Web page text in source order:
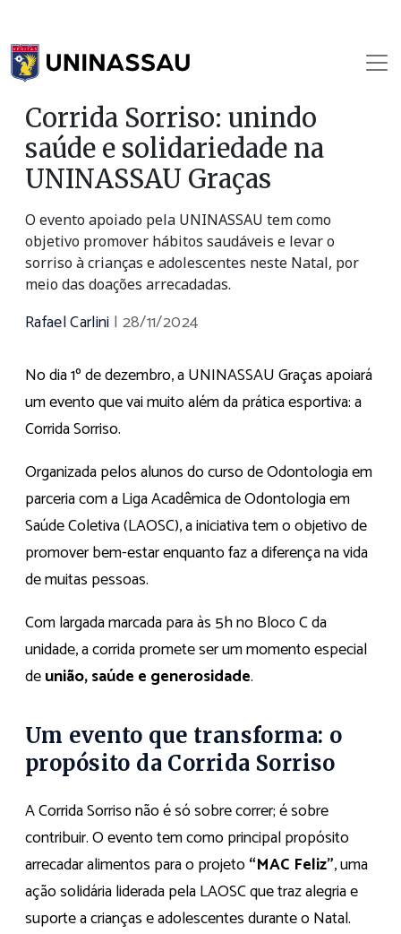
Corrida Sorriso: unindo
saúde e solidariedade na
UNINASSAU Graças
O evento apoiado pela UNINASSAU tem como
objetivo promover hábitos saudáveis e levar o
sorriso à crianças e adolescentes neste Natal, por
meio das doações arrecadadas.
Rafael Carlini | 28/11/2024
No dia 1º de dezembro, a UNINASSAU Graças apoiará
um evento que vai muito além da prática esportiva: a
Corrida Sorriso.
Organizada pelos alunos do curso de Odontologia em
parceria com a Liga Acadêmica de Odontologia em
Saúde Coletiva (LAOSC), a iniciativa tem o objetivo de
promover bem-estar enquanto faz a diferença na vida
de muitas pessoas.
Com largada marcada para às 5h no Bloco C da
unidade, a corrida promete ser um momento especial
deunião, saúde e generosidade.
Um evento que transforma: o
propósito da Corrida Sorriso
A Corrida Sorriso não é só sobre correr; é sobre
contribuir. O evento tem como principal propósito
arrecadar alimentos para o projeto“MAC Feliz”, uma
ação solidária liderada pela LAOSC que traz alegria e
suporte a crianças e adolescentes durante o Natal.